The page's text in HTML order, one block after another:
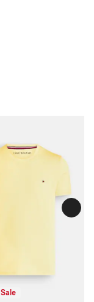
Sale